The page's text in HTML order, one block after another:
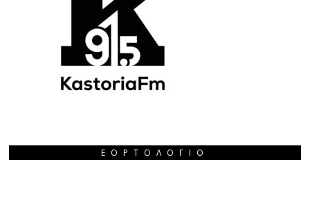
ΕΟΡΤΟΛΌΓΙΟ